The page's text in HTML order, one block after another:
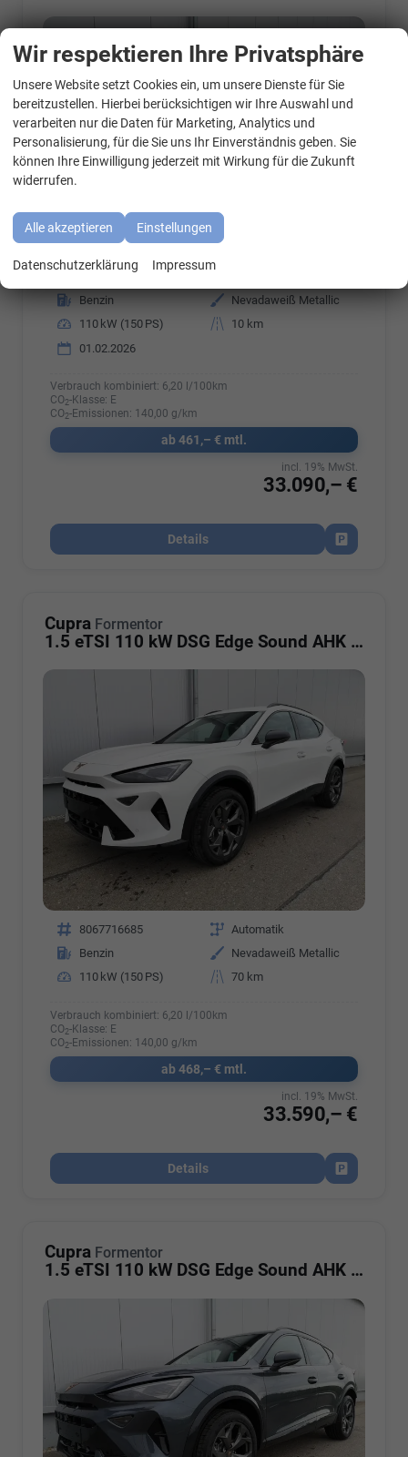
8067716655
Kraftstoff
Benzin Außenfarbe
Nevadaweiß Metallic
Leistung
110 kW (150 PS) Kilometerstand
10 km
01.02.2026
Verbrauch kombiniert: 6,20 l/100km
CO2-Klasse: E
CO2-Emissionen: 140,00 g/km
ab 461,– € mtl.
33.090,– €
incl. 19% MwSt.
Details
Fahrzeug
Cupra Formentor
1.5 eTSI 110 kW DSG Edge Sound AHK ACC LED
Fahrzeugnr. 8067716685 Getriebe Automatik
Kraftstoff
Benzin Außenfarbe
Nevadaweiß Metallic
Leistung
110 kW (150 PS) Kilometerstand 70 km
Verbrauch kombiniert: 6,20 l/100km
CO2-Klasse: E
CO2-Emissionen: 140,00 g/km
ab 468,– € mtl.
33.590,– €
incl. 19% MwSt.
Details
Fahrzeug
Cupra Formentor
1.5 eTSI 110 kW DSG Edge Sound AHK ACC LED
Wir respektieren Ihre Privatsphäre
Unsere Website setzt Cookies ein, um unsere Dienste für Sie
bereitzustellen. Hierbei berücksichtigen wir Ihre Auswahl und
verarbeiten nur die Daten für Marketing, Analytics und
Personalisierung, für die Sie uns Ihr Einverständnis geben. Sie
können Ihre Einwilligung jederzeit mit Wirkung für die Zukunft
widerrufen.
Alle akzeptieren Einstellungen
Datenschutzerklärung Impressum